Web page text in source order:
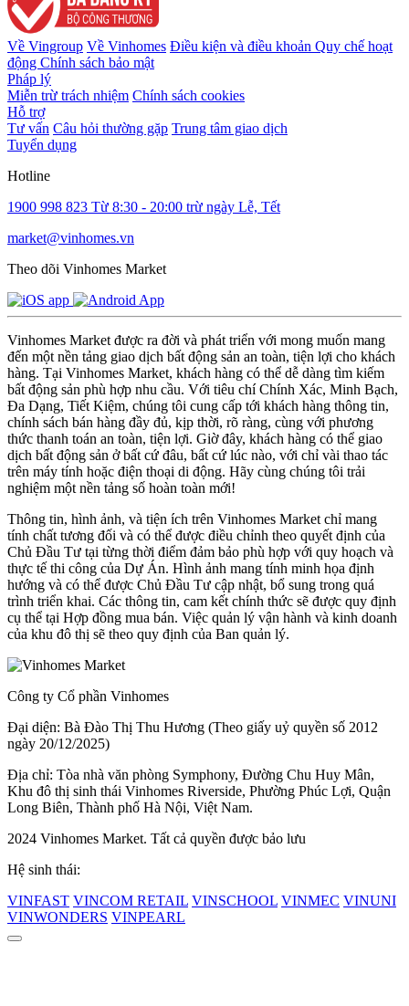
Về Vingroup Về Vinhomes Điều kiện và điều khoản Quy chế hoạt
động Chính sách bảo mật
Pháp lý
Miễn trừ trách nhiệm Chính sách cookies
Hỗ trợ
Tư vấn Câu hỏi thường gặp Trung tâm giao dịch
Tuyển dụng
Hotline
1900 998 823 Từ 8:30 - 20:00 trừ ngày Lễ, Tết
market@vinhomes.vn
Theo dõi Vinhomes Market
Vinhomes Market được ra đời và phát triển với mong muốn mang
đến một nền tảng giao dịch bất động sản an toàn, tiện lợi cho khách
hàng. Tại Vinhomes Market, khách hàng có thể dễ dàng tìm kiếm
bất động sản phù hợp nhu cầu. Với tiêu chí Chính Xác, Minh Bạch,
Đa Dạng, Tiết Kiệm, chúng tôi cung cấp tới khách hàng thông tin,
chính sách bán hàng đầy đủ, kịp thời, rõ ràng, cùng với phương
thức thanh toán an toàn, tiện lợi. Giờ đây, khách hàng có thể giao
dịch bất động sản ở bất cứ đâu, bất cứ lúc nào, với chỉ vài thao tác
trên máy tính hoặc điện thoại di động. Hãy cùng chúng tôi trải
nghiệm một nền tảng số hoàn toàn mới!
Thông tin, hình ảnh, và tiện ích trên Vinhomes Market chỉ mang
tính chất tương đối và có thể được điều chỉnh theo quyết định của
Chủ Đầu Tư tại từng thời điểm đảm bảo phù hợp với quy hoạch và
thực tế thi công của Dự Án. Hình ảnh mang tính minh họa định
hướng và có thể được Chủ Đầu Tư cập nhật, bổ sung trong quá
trình triển khai. Các thông tin, cam kết chính thức sẽ được quy định
cụ thể tại Hợp đồng mua bán. Việc quản lý vận hành và kinh doanh
của khu đô thị sẽ theo quy định của Ban quản lý.
Công ty Cổ phần Vinhomes
Đại diện: Bà Đào Thị Thu Hương (Theo giấy uỷ quyền số 2012
ngày 20/12/2025)
Địa chỉ: Tòa nhà văn phòng Symphony, Đường Chu Huy Mân,
Khu đô thị sinh thái Vinhomes Riverside, Phường Phúc Lợi, Quận
Long Biên, Thành phố Hà Nội, Việt Nam.
2024 Vinhomes Market. Tất cả quyền được bảo lưu
Hệ sinh thái:
VINFAST VINCOM RETAIL VINSCHOOL VINMEC VINUNI
VINWONDERS VINPEARL